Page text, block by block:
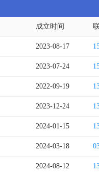
成立时间
2023-08-17
2023-07-24
2022-09-19
2023-12-24
2024-01-15
2024-03-18
2024-08-12